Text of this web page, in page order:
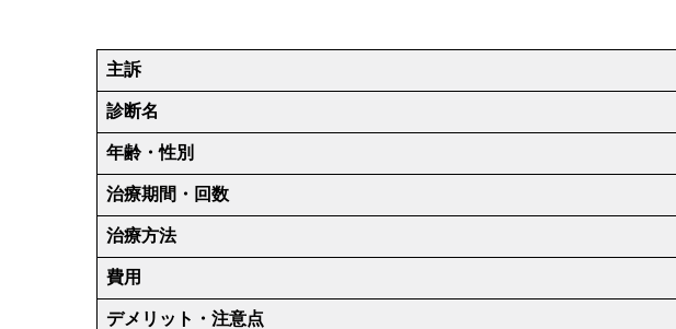
主訴
診断名
年齢・性別
治療期間・回数
治療方法
費用
デメリット・注意点